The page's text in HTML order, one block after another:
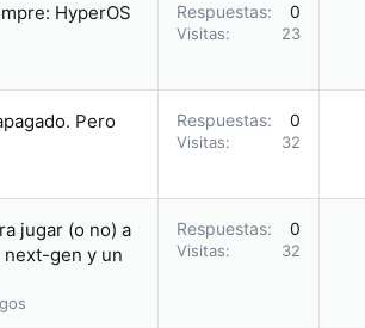
HyperOS
Respuestas 0
Visitas 23
Pero
Respuestas 0
Visitas 32
jugar (o no) a
next-gen y un
Respuestas 0
Visitas 32